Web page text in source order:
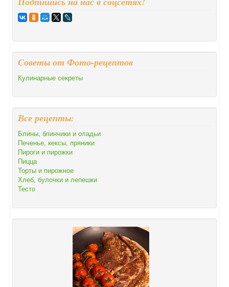
Cоветы от Фото-рецептов
Кулинарные секреты
Все рецепты:
Блины, блинчики и оладьи
Печенье, кексы, пряники
Пироги и пирожки
Пицца
Торты и пирожное
Хлеб, булочки и лепешки
Тесто